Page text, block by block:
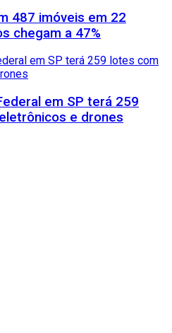
487 imóveis em 22
chegam a 47%
em SP terá 259
e drones